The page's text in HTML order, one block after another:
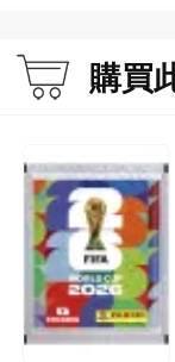
購買